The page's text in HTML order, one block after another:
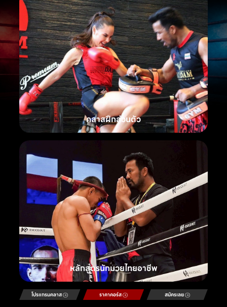
คลาสฝึกส่วนตัว
หลักสูตรนักมวยไทยอาชีพ
โปรแกรมคลาส ราคาคอร์ส สมัครเลย